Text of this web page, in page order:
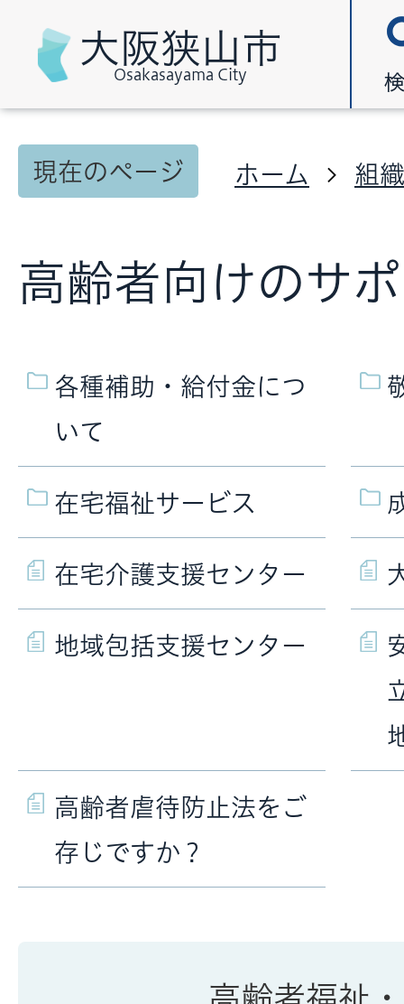
大阪狭山市
Osakasayama City
現在のページ ホーム 組
高齢者向けのサ
各種補助・給付金につ
いて
在宅福祉サービス
在宅介護支援センター
地域包括支援センター
高齢者虐待防止法をご
存じですか？